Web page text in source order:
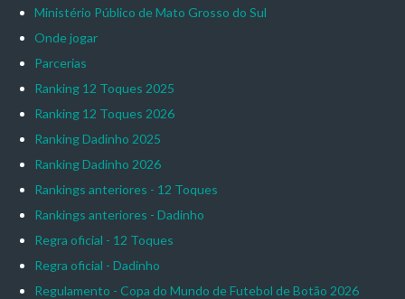
Ministério Público de Mato Grosso do Sul
Onde jogar
Parcerias
Ranking 12 Toques 2025
Ranking 12 Toques 2026
Ranking Dadinho 2025
Ranking Dadinho 2026
Rankings anteriores - 12 Toques
Rankings anteriores - Dadinho
Regra oficial - 12 Toques
Regra oficial - Dadinho
Regulamento - Copa do Mundo de Futebol de Botão 2026